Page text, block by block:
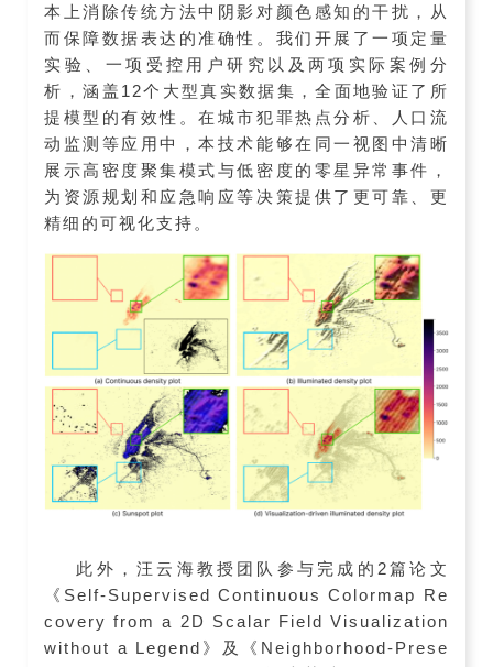
本上消除传统方法中阴影对颜色感知的干扰，从
而保障数据表达的准确性。我们开展了一项定量
实验、一项受控用户研究以及两项实际案例分
析，涵盖12个大型真实数据集，全面地验证了所
提模型的有效性。在城市犯罪热点分析、人口流
动监测等应用中，本技术能够在同一视图中清晰
展示高密度聚集模式与低密度的零星异常事件，
为资源规划和应急响应等决策提供了更可靠、更
精细的可视化支持。
此外，汪云海教授团队参与完成的2篇论文
《Self-Supervised Continuous Colormap Re
covery from a 2D Scalar Field Visualization
without a Legend》及《Neighborhood-Prese